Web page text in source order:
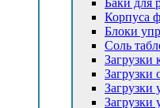
Баки для
Корпуса
Блоки
Соль
Загрузки
Загрузки
Загрузки
Загрузки